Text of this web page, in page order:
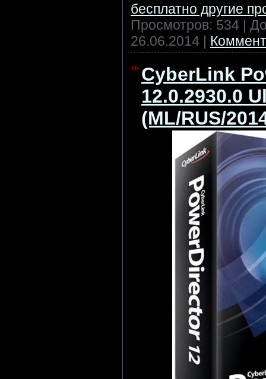
бесплатно другие
Просмотров: 534 |
26.06.2014 |
CyberLink
12.0.2930.0
(ML/RUS/